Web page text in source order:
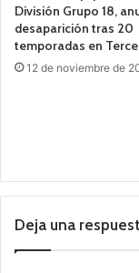
División Grupo 18,
desaparición tras 20
temporadas en
12 de noviembre de
Deja una